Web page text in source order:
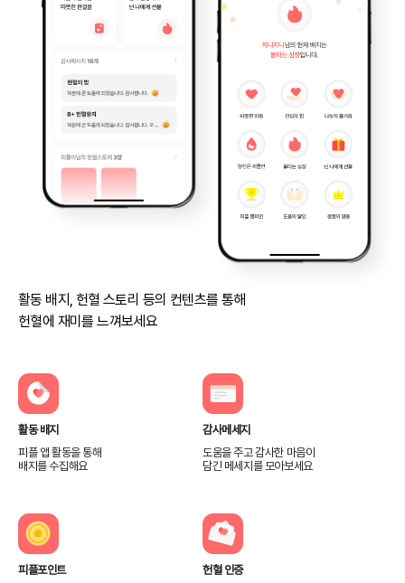
활동 배지, 헌혈 스토리 등의 컨텐츠를 통해
헌혈에 재미를 느껴보세요
활동 배지
피플 앱 활동을 통해
배지를 수집해요
감사메세지
도움을 주고 감사한 마음이
담긴 메세지를 모아보세요
피플포인트
헌혈 인증